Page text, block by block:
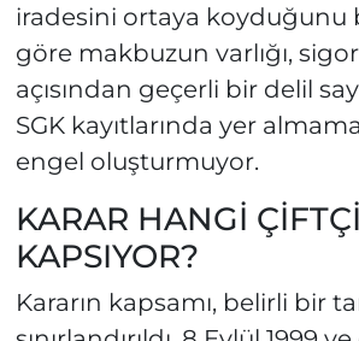
iradesini ortaya koyduğunu
göre makbuzun varlığı,
açısından geçerli bir delil
SGK kayıtlarında yer
engel oluşturmuyor.
KARAR HANGİ
KAPSIYOR?
Kararın kapsamı, belirli bir